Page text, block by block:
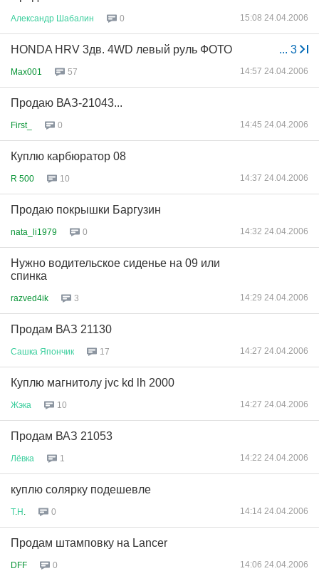
Александр Шабалин 0 15:08 24.04.2006
... 3
HONDA HRV 3дв. 4WD левый руль ФОТО
Max001 57 14:57 24.04.2006
Продаю ВАЗ-21043...
First_ 0 14:45 24.04.2006
Куплю карбюратор 08
R 500 10 14:37 24.04.2006
Продаю покрышки Баргузин
nata_li1979 0 14:32 24.04.2006
Нужно водительское сиденье на 09 или
спинка
razved4ik 3 14:29 24.04.2006
Продам ВАЗ 21130
Сашка Япончик 17 14:27 24.04.2006
Куплю магнитолу jvc kd lh 2000
Жэка 10 14:27 24.04.2006
Продам ВАЗ 21053
Лёвка 1 14:22 24.04.2006
куплю солярку подешевле
Т. Н 0 14:14 24.04.2006
Продам штамповку на Lancer
DFF 0 14:06 24.04.2006